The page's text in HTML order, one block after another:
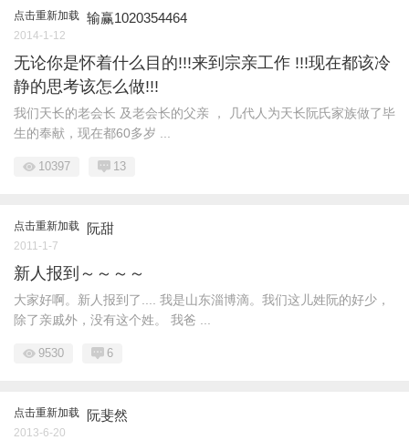
点击重新加载 输赢1020354464
2014-1-12
无论你是怀着什么目的!!!来到宗亲工作 !!!现在都该冷
静的思考该怎么做!!!
我们天长的老会长 及老会长的父亲 ， 几代人为天长阮氏家族做了毕
生的奉献，现在都60多岁 ...
10397 13
点击重新加载 阮甜
2011-1-7
新人报到～～～～
大家好啊。新人报到了.... 我是山东淄博滴。我们这儿姓阮的好少，
除了亲戚外，没有这个姓。 我爸 ...
9530 6
点击重新加载 阮斐然
2013-6-20